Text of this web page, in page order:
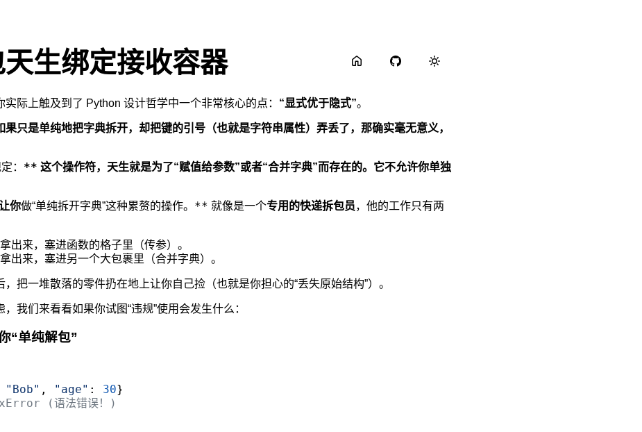
生绑定接收容器
际上触及到了 Python 设计哲学中一个非常核心的点： “显式优于隐式”。
果只是单纯地把字典拆开，却把键的引号（也就是字符串属性）弄丢了，那确实毫无意义，
： ** 这个操作符，天生就是为了“赋值给参数”或者“合并字典”而存在的。它不允许你单独
你做“单纯拆开字典”这种累赘的操作。 ** 就像是一个专用的快递拆包员，他的工作只有两
出来，塞进函数的格子里（传参）。
出来，塞进另一个大包裹里（合并字典）。
，把一堆散落的零件扔在地上让你自己捡（也就是你担心的“丢失原始结构”）。
我们来看看如果你试图“违规”使用会发生什么：
“单纯解包”
"Bob" , "age" : 30
(语法错误！)